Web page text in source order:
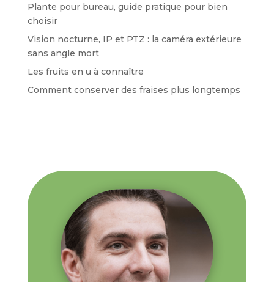
Plante pour bureau, guide pratique pour bien
choisir
Vision nocturne, IP et PTZ : la caméra extérieure
sans angle mort
Les fruits en u à connaître
Comment conserver des fraises plus longtemps